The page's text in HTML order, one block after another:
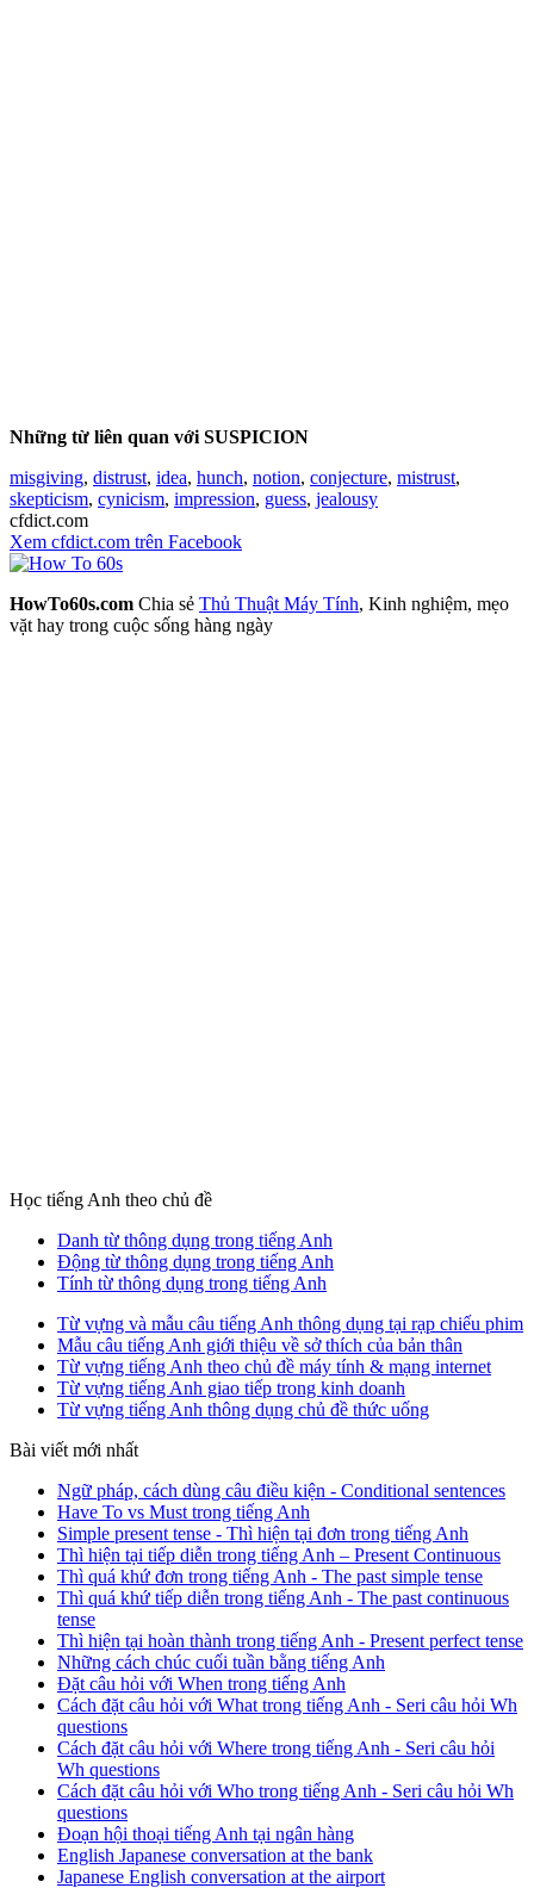
Những từ liên quan với SUSPICION
misgiving, distrust, idea, hunch, notion, conjecture, mistrust,
skepticism, cynicism, impression, guess, jealousy
cfdict.com
Xem cfdict.com trên Facebook
HowTo60s.com Chia sẻ Thủ Thuật Máy Tính, Kinh nghiệm, mẹo
vặt hay trong cuộc sống hàng ngày
Học tiếng Anh theo chủ đề
Danh từ thông dụng trong tiếng Anh
Động từ thông dụng trong tiếng Anh
Tính từ thông dụng trong tiếng Anh
Từ vựng và mẫu câu tiếng Anh thông dụng tại rạp chiếu phim
Mẫu câu tiếng Anh giới thiệu về sở thích của bản thân
Từ vựng tiếng Anh theo chủ đề máy tính & mạng internet
Từ vựng tiếng Anh giao tiếp trong kinh doanh
Từ vựng tiếng Anh thông dụng chủ đề thức uống
Bài viết mới nhất
Ngữ pháp, cách dùng câu điều kiện - Conditional sentences
Have To vs Must trong tiếng Anh
Simple present tense - Thì hiện tại đơn trong tiếng Anh
Thì hiện tại tiếp diễn trong tiếng Anh – Present Continuous
Thì quá khứ đơn trong tiếng Anh - The past simple tense
Thì quá khứ tiếp diễn trong tiếng Anh - The past continuous
tense
Thì hiện tại hoàn thành trong tiếng Anh - Present perfect tense
Những cách chúc cuối tuần bằng tiếng Anh
Đặt câu hỏi với When trong tiếng Anh
Cách đặt câu hỏi với What trong tiếng Anh - Seri câu hỏi Wh
questions
Cách đặt câu hỏi với Where trong tiếng Anh - Seri câu hỏi
Wh questions
Cách đặt câu hỏi với Who trong tiếng Anh - Seri câu hỏi Wh
questions
Đoạn hội thoại tiếng Anh tại ngân hàng
English Japanese conversation at the bank
Japanese English conversation at the airport